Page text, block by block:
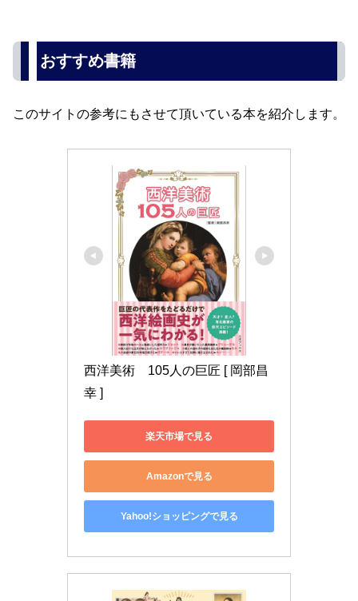
おすすめ書籍
このサイトの参考にもさせて頂いている本を紹介します。
西洋美術　105人の巨匠 [ 岡部昌
幸 ]
楽天市場で見る
Amazonで見る
Yahoo!ショッピングで見る